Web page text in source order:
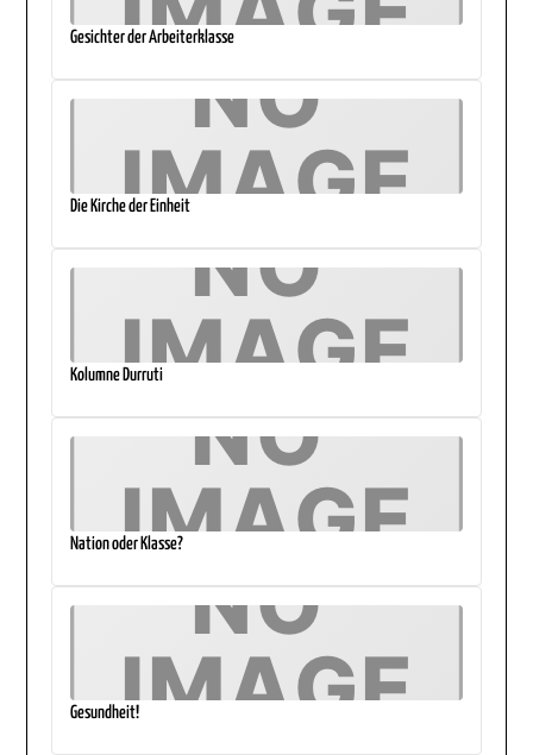
Gesichter der Arbeiterklasse
Die Kirche der Einheit
Kolumne Durruti
Nation oder Klasse?
Gesundheit!